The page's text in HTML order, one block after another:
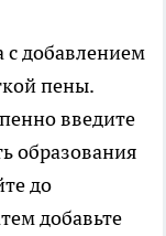
с добавлением
пены.
введите
образования
до
добавьте